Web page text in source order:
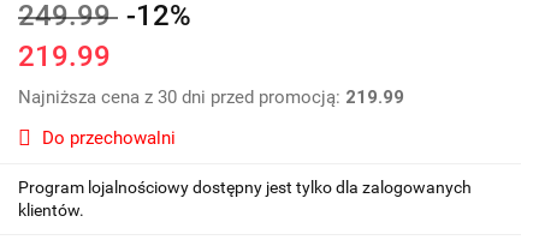
249.99 -12%
219.99
Najniższa cena z 30 dni przed promocją: 219.99
Do przechowalni
Program lojalnościowy dostępny jest tylko dla zalogowanych
klientów.